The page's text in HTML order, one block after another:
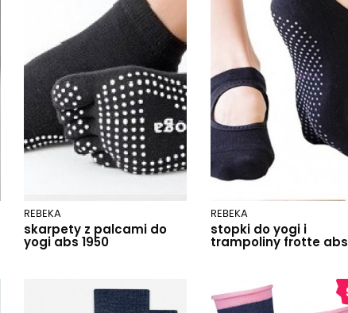
REBEKA
skarpety z palcami do
yogi abs 1950
REBEKA
stopki do yogi i
trampoliny frotte abs